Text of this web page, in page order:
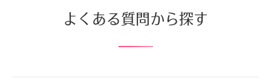
動画マニュアル
個人情報保護のため、お名前や連絡先、会員IDを入力しないでください。
よくある質問から探す